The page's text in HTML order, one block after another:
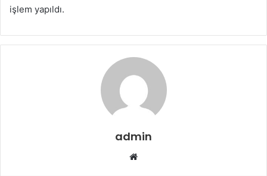
işlem yapıldı.
admin
Web